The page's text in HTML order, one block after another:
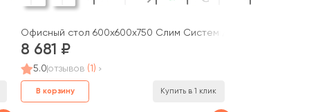
Офисный стол 600x600x750 Слим Систем / Slim System
8 681
5.0отзывов (1)
В корзину Купить в 1 клик